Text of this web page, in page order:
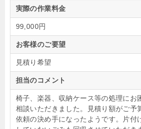
実際の作業料金
99,000円
お客様のご要望
見積り希望
担当のコメント
椅子、楽器、収納ケース等の処理にお
相談いただきました。見積り額がご予
依頼の決め手になったようです。片付